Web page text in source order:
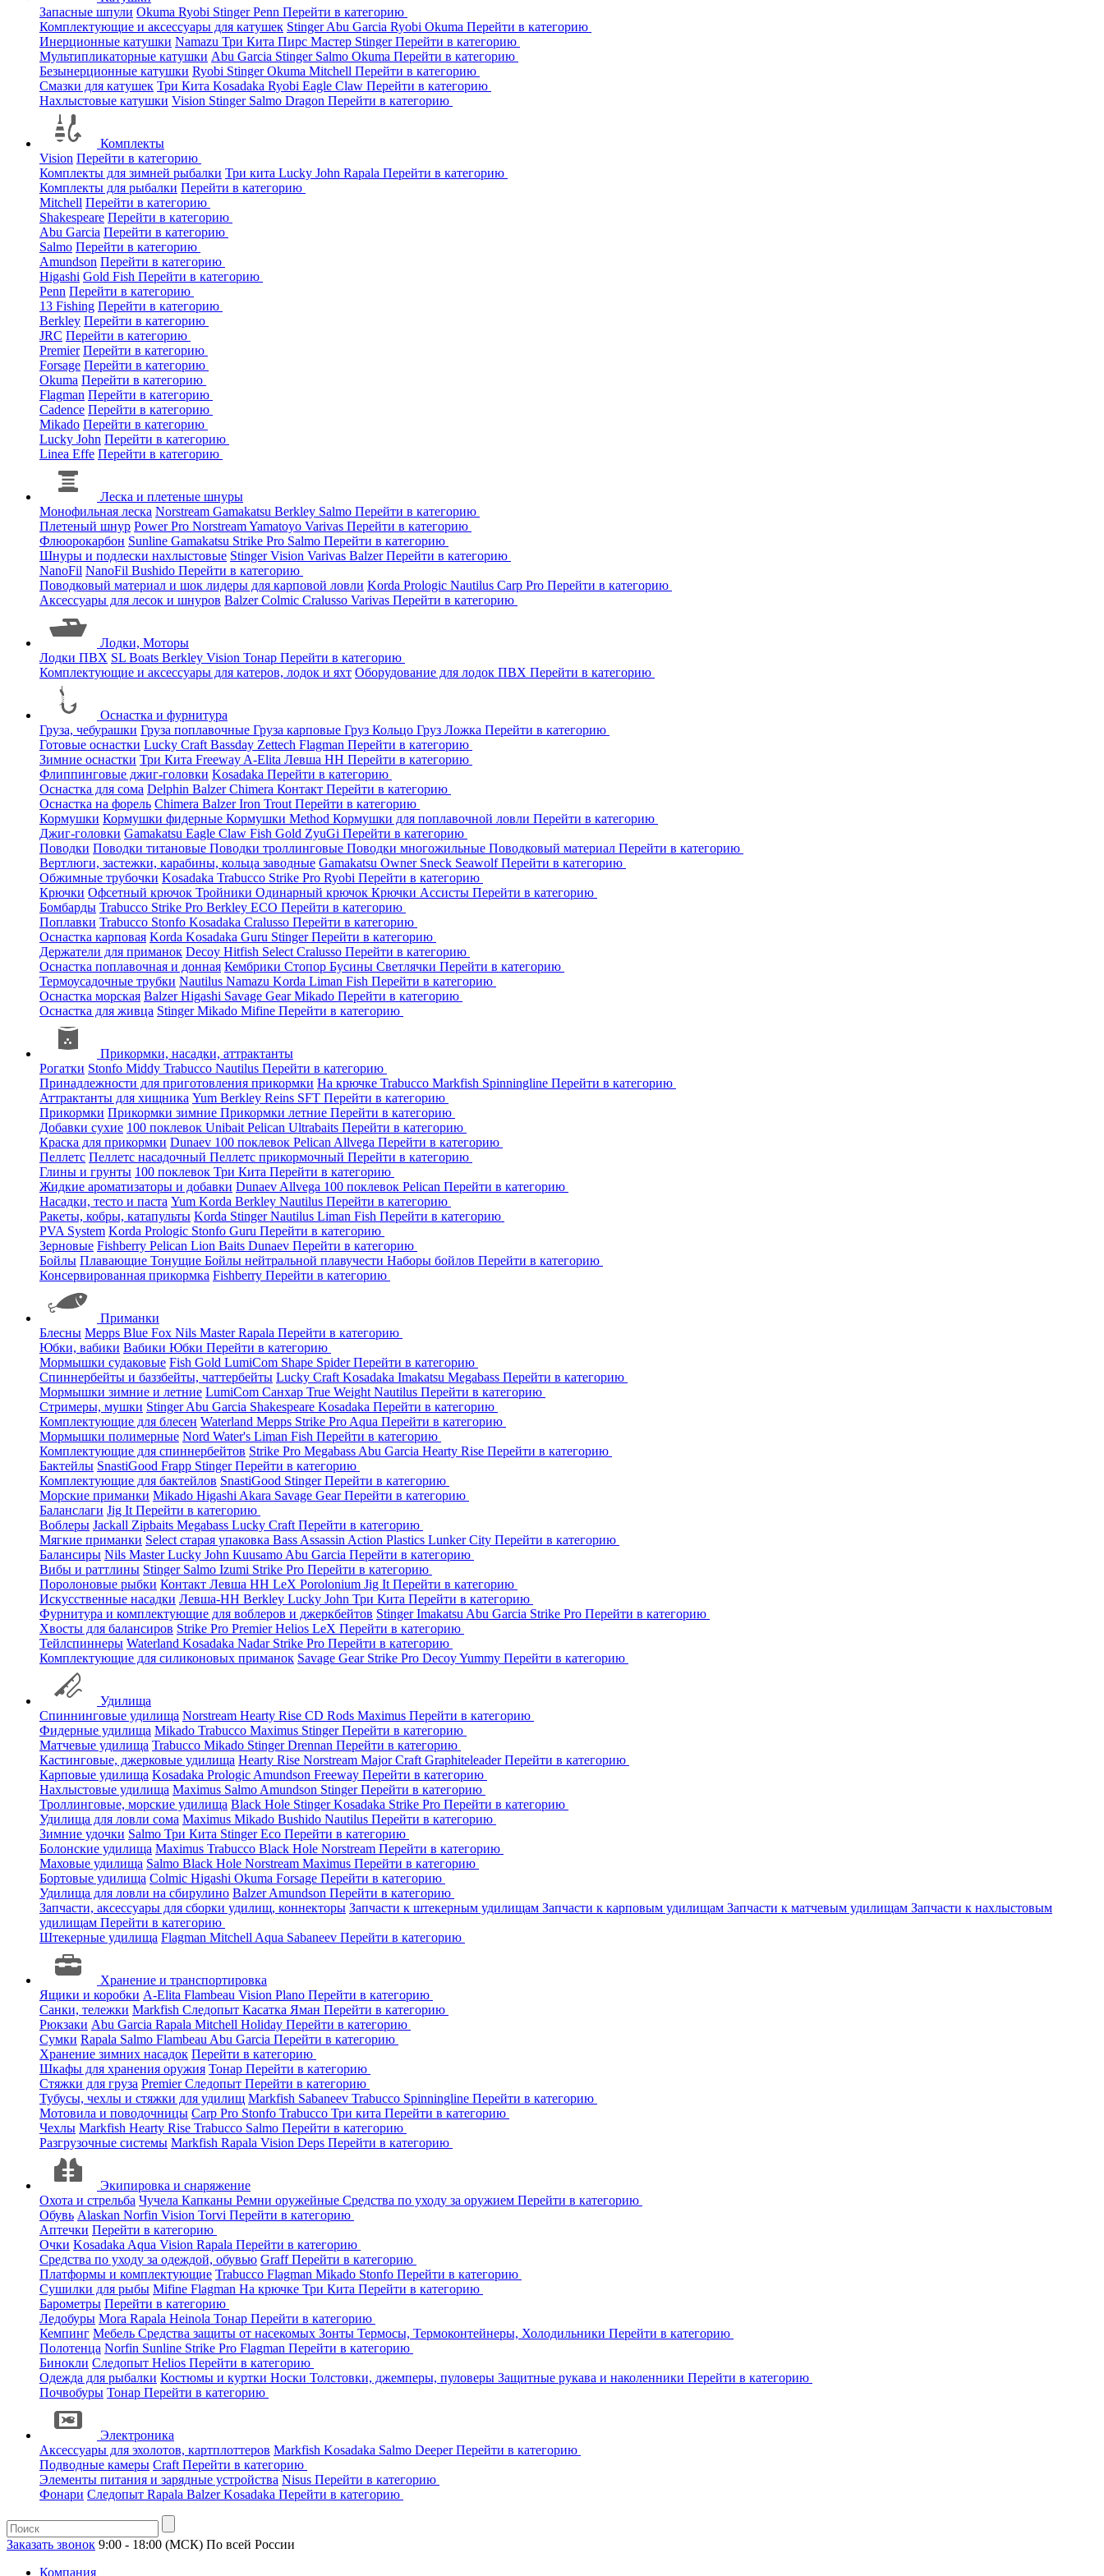
Запасные шпули Okuma Ryobi StingerPenn Перейти в категорию
Комплектующие и аксессуары для катушек StingerAbu Garcia Ryobi Okuma Перейти в категорию
Инерционные катушки Namazu Три Кита Пирс Мастер StingerПерейти в категорию
Мультипликаторные катушки Abu Garcia Stinger Salmo Okuma Перейти в категорию
Безынерционные катушки Ryobi StingerOkuma Mitchell Перейти в категорию
Смазки для катушек Три Кита Kosadaka Ryobi Eagle Claw Перейти в категорию
Нахлыстовые катушки Vision Stinger Salmo Dragon Перейти в категорию
Комплекты
Vision Перейти в категорию
Комплекты для зимней рыбалки Три кита Lucky John Rapala Перейти в категорию
Комплекты для рыбалки Перейти в категорию
Mitchell Перейти в категорию
Shakespeare Перейти в категорию
Abu Garcia Перейти в категорию
Salmo Перейти в категорию
Amundson Перейти в категорию
Higashi Gold Fish Перейти в категорию
Penn Перейти в категорию
13 Fishing Перейти в категорию
Berkley Перейти в категорию
JRC Перейти в категорию
Premier Перейти в категорию
Forsage Перейти в категорию
Okuma Перейти в категорию
Flagman Перейти в категорию
Cadence Перейти в категорию
Mikado Перейти в категорию
Lucky John Перейти в категорию
Linea Effe Перейти в категорию
Леска и плетеные шнуры
Монофильная леска Norstream Gamakatsu Berkley Salmo Перейти в категорию
Плетеный шнур Power Pro NorstreamYamatoyo Varivas Перейти в категорию
Флюорокарбон Sunline Gamakatsu Strike Pro Salmo Перейти в категорию
Шнуры и подлески нахлыстовые StingerVision Varivas BalzerПерейти в категорию
NanoFil NanoFil Bushido Перейти в категорию
Поводковый материал и шок лидеры для карповой ловли Korda Prologic Nautilus Carp Pro Перейти в категорию
Аксессуары для лесок и шнуров BalzerColmic Cralusso Varivas Перейти в категорию
Лодки, Моторы
Лодки ПВХ SL Boats Berkley Vision Тонар Перейти в категорию
Комплектующие и аксессуары для катеров, лодок и яхт Оборудование для лодок ПВХ Перейти в категорию
Оснастка и фурнитура
Груза, чебурашки Груза поплавочные Груза карповые Груз Кольцо Груз Ложка Перейти в категорию
Готовые оснастки Lucky Craft Bassday Zettech Flagman Перейти в категорию
Зимние оснастки Три Кита Freeway A-Elita Левша НН Перейти в категорию
Флиппинговые джиг-головки Kosadaka Перейти в категорию
Оснастка для сома Delphin BalzerChimera Контакт Перейти в категорию
Оснастка на форель Chimera BalzerIron Trout Перейти в категорию
Кормушки Кормушки фидерные Кормушки Method Кормушки для поплавочной ловли Перейти в категорию
Джиг-головки Gamakatsu Eagle Claw Fish Gold ZyuGi Перейти в категорию
Поводки Поводки титановые Поводки троллинговые Поводки многожильные Поводковый материал Перейти в категорию
Вертлюги, застежки, карабины, кольца заводные Gamakatsu Owner Sneck SeawolfПерейти в категорию
Обжимные трубочки Kosadaka Trabucco Strike Pro Ryobi Перейти в категорию
Крючки Офсетный крючок Тройники Одинарный крючок Крючки Ассисты Перейти в категорию
Бомбарды Trabucco Strike Pro Berkley ECO Перейти в категорию
Поплавки Trabucco Stonfo Kosadaka Cralusso Перейти в категорию
Оснастка карповая Korda Kosadaka Guru StingerПерейти в категорию
Держатели для приманок Decoy Hitfish Select Cralusso Перейти в категорию
Оснастка поплавочная и донная Кембрики Стопор Бусины Светлячки Перейти в категорию
Термоусадочные трубки Nautilus Namazu Korda Liman Fish Перейти в категорию
Оснастка морская BalzerHigashi Savage GearMikado Перейти в категорию
Оснастка для живца StingerMikado Mifine Перейти в категорию
Прикормки, насадки, аттрактанты
Рогатки Stonfo Middy Trabucco Nautilus Перейти в категорию
Принадлежности для приготовления прикормки На крючке Trabucco Markfish Spinningline Перейти в категорию
Аттрактанты для хищника Yum Berkley Reins SFT Перейти в категорию
Прикормки Прикормки зимние Прикормки летние Перейти в категорию
Добавки сухие 100 поклевок Unibait Pelican Ultrabaits Перейти в категорию
Краска для прикормки Dunaev 100 поклевок Pelican Allvega Перейти в категорию
Пеллетс Пеллетс насадочный Пеллетс прикормочный Перейти в категорию
Глины и грунты 100 поклевок Три Кита Перейти в категорию
Жидкие ароматизаторы и добавки Dunaev Allvega 100 поклевок Pelican Перейти в категорию
Насадки, тесто и паста Yum Korda Berkley Nautilus Перейти в категорию
Ракеты, кобры, катапульты Korda StingerNautilus Liman Fish Перейти в категорию
PVA System Korda Prologic Stonfo Guru Перейти в категорию
Зерновые Fishberry Pelican Lion Baits Dunaev Перейти в категорию
Бойлы Плавающие Тонущие Бойлы нейтральной плавучести Наборы бойлов Перейти в категорию
Консервированная прикормка Fishberry Перейти в категорию
Приманки
Блесны Mepps Blue Fox Nils MasterRapala Перейти в категорию
Юбки, вабики Вабики Юбки Перейти в категорию
Мормышки судаковые Fish Gold LumiCom Shape SpiderПерейти в категорию
Спиннербейты и баззбейты, чаттербейты Lucky Craft Kosadaka Imakatsu Megabass Перейти в категорию
Мормышки зимние и летние LumiCom Санхар True Weight Nautilus Перейти в категорию
Стримеры, мушки StingerAbu Garcia Shakespeare Kosadaka Перейти в категорию
Комплектующие для блесен Waterland Mepps Strike Pro Aqua Перейти в категорию
Мормышки полимерные Nord Water's Liman Fish Перейти в категорию
Комплектующие для спиннербейтов Strike Pro Megabass Abu Garcia Hearty Rise Перейти в категорию
Бактейлы SnastiGood Frapp StingerПерейти в категорию
Комплектующие для бактейлов SnastiGood StingerПерейти в категорию
Морские приманки Mikado Higashi Akara Savage GearПерейти в категорию
Баланслаги Jig It Перейти в категорию
Воблеры Jackall Zipbaits Megabass Lucky Craft Перейти в категорию
Мягкие приманки Select старая упаковка Bass Assassin Action Plastics Lunker City Перейти в категорию
Балансиры Nils MasterLucky John Kuusamo Abu Garcia Перейти в категорию
Вибы и раттлины Stinger Salmo Izumi Strike Pro Перейти в категорию
Поролоновые рыбки Контакт Левша НН LeX Porolonium Jig It Перейти в категорию
Искусственные насадки Левша-НН Berkley Lucky John Три Кита Перейти в категорию
Фурнитура и комплектующие для воблеров и джеркбейтов StingerImakatsu Abu Garcia Strike Pro Перейти в категорию
Хвосты для балансиров Strike Pro PremierHelios LeX Перейти в категорию
Тейлспиннеры Waterland Kosadaka Nadar Strike Pro Перейти в категорию
Комплектующие для силиконовых приманок Savage Gear Strike Pro DecoyYummy Перейти в категорию
Удилища
Спиннинговые удилища Norstream Hearty Rise CD Rods Maximus Перейти в категорию
Фидерные удилища Mikado Trabucco Maximus StingerПерейти в категорию
Матчевые удилища Trabucco Mikado StingerDrennan Перейти в категорию
Кастинговые, джерковые удилища Hearty Rise Norstream Major Craft GraphiteleaderПерейти в категорию
Карповые удилища Kosadaka Prologic Amundson Freeway Перейти в категорию
Нахлыстовые удилища Maximus Salmo Amundson StingerПерейти в категорию
Троллинговые, морские удилища Black Hole StingerKosadaka Strike Pro Перейти в категорию
Удилища для ловли сома Maximus Mikado Bushido Nautilus Перейти в категорию
Зимние удочки Salmo Три Кита StingerEco Перейти в категорию
Болонские удилища Maximus Trabucco Black Hole Norstream Перейти в категорию
Маховые удилища Salmo Black Hole Norstream Maximus Перейти в категорию
Бортовые удилища Colmic Higashi Okuma Forsage Перейти в категорию
Удилища для ловли на сбирулино BalzerAmundson Перейти в категорию
Запчасти, аксессуары для сборки удилищ, коннекторы Запчасти к штекерным удилищам Запчасти к карповым удилищам Запчасти к матчевым удилищам Запчасти к нахлыстовым
удилищам Перейти в категорию
Штекерные удилища Flagman Mitchell Aqua Sabaneev Перейти в категорию
Хранение и транспортировка
Ящики и коробки A-Elita Flambeau Vision Plano Перейти в категорию
Санки, тележки Markfish Следопыт Касатка Яман Перейти в категорию
Рюкзаки Abu Garcia Rapala Mitchell Holiday Перейти в категорию
Сумки Rapala Salmo Flambeau Abu Garcia Перейти в категорию
Хранение зимних насадок Перейти в категорию
Шкафы для хранения оружия Тонар Перейти в категорию
Стяжки для груза PremierСледопыт Перейти в категорию
Тубусы, чехлы и стяжки для удилищ Markfish Sabaneev Trabucco Spinningline Перейти в категорию
Мотовила и поводочницы Carp Pro Stonfo Trabucco Три кита Перейти в категорию
Чехлы Markfish Hearty Rise Trabucco Salmo Перейти в категорию
Разгрузочные системы Markfish Rapala Vision Deps Перейти в категорию
Экипировка и снаряжение
Охота и стрельба Чучела Капканы Ремни оружейные Средства по уходу за оружием Перейти в категорию
Обувь Alaskan Norfin Vision Torvi Перейти в категорию
Аптечки Перейти в категорию
Очки Kosadaka Aqua Vision Rapala Перейти в категорию
Средства по уходу за одеждой, обувью GraffПерейти в категорию
Платформы и комплектующие Trabucco Flagman Mikado Stonfo Перейти в категорию
Сушилки для рыбы Mifine Flagman На крючке Три Кита Перейти в категорию
Барометры Перейти в категорию
Ледобуры Mora Rapala Heinola Тонар Перейти в категорию
Кемпинг Мебель Средства защиты от насекомых Зонты Термосы, Термоконтейнеры, Холодильники Перейти в категорию
Полотенца Norfin Sunline Strike Pro Flagman Перейти в категорию
Бинокли Следопыт Helios Перейти в категорию
Одежда для рыбалки Костюмы и куртки Носки Толстовки, джемперы, пуловеры Защитные рукава и наколенники Перейти в категорию
Почвобуры Тонар Перейти в категорию
Электроника
Аксессуары для эхолотов, картплоттеров Markfish Kosadaka Salmo DeeperПерейти в категорию
Подводные камеры Craft Перейти в категорию
Элементы питания и зарядные устройства Nisus Перейти в категорию
Фонари Следопыт Rapala BalzerKosadaka Перейти в категорию
Заказать звонок 9:00 - 18:00 (МСК) По всей России
Компания